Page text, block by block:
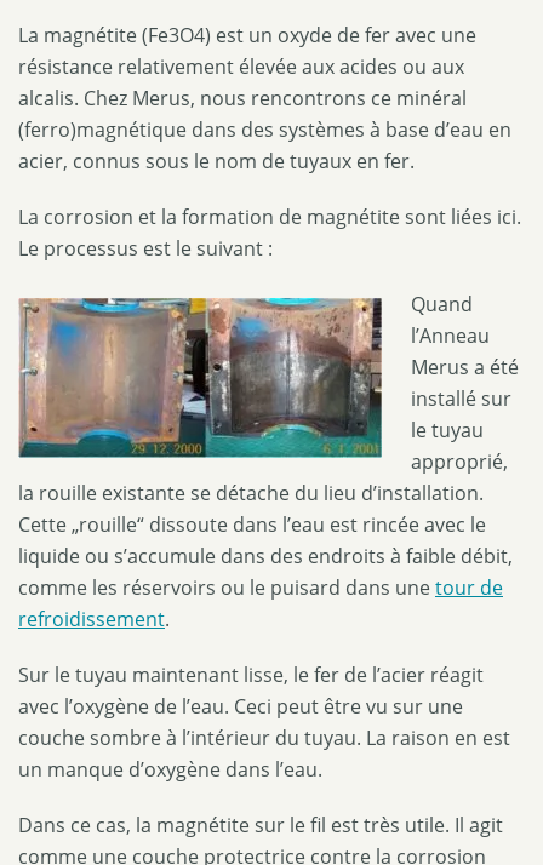
La magnétite (Fe3O4) est un oxyde de fer avec une
résistance relativement élevée aux acides ou aux
alcalis. Chez Merus, nous rencontrons ce minéral
(ferro)magnétique dans des systèmes à base d’eau en
acier, connus sous le nom de tuyaux en fer.
La corrosion et la formation de magnétite sont liées ici.
Le processus est le suivant :
Quand
l’Anneau
Merus a été
installé sur
le tuyau
approprié,
la rouille existante se détache du lieu d’installation.
Cette „rouille“ dissoute dans l’eau est rincée avec le
liquide ou s’accumule dans des endroits à faible débit,
comme les réservoirs ou le puisard dans unetour de
refroidissement.
Sur le tuyau maintenant lisse, le fer de l’acier réagit
avec l’oxygène de l’eau. Ceci peut être vu sur une
couche sombre à l’intérieur du tuyau. La raison en est
un manque d’oxygène dans l’eau.
Dans ce cas, la magnétite sur le fil est très utile. Il agit
comme une couche protectrice contre la corrosion